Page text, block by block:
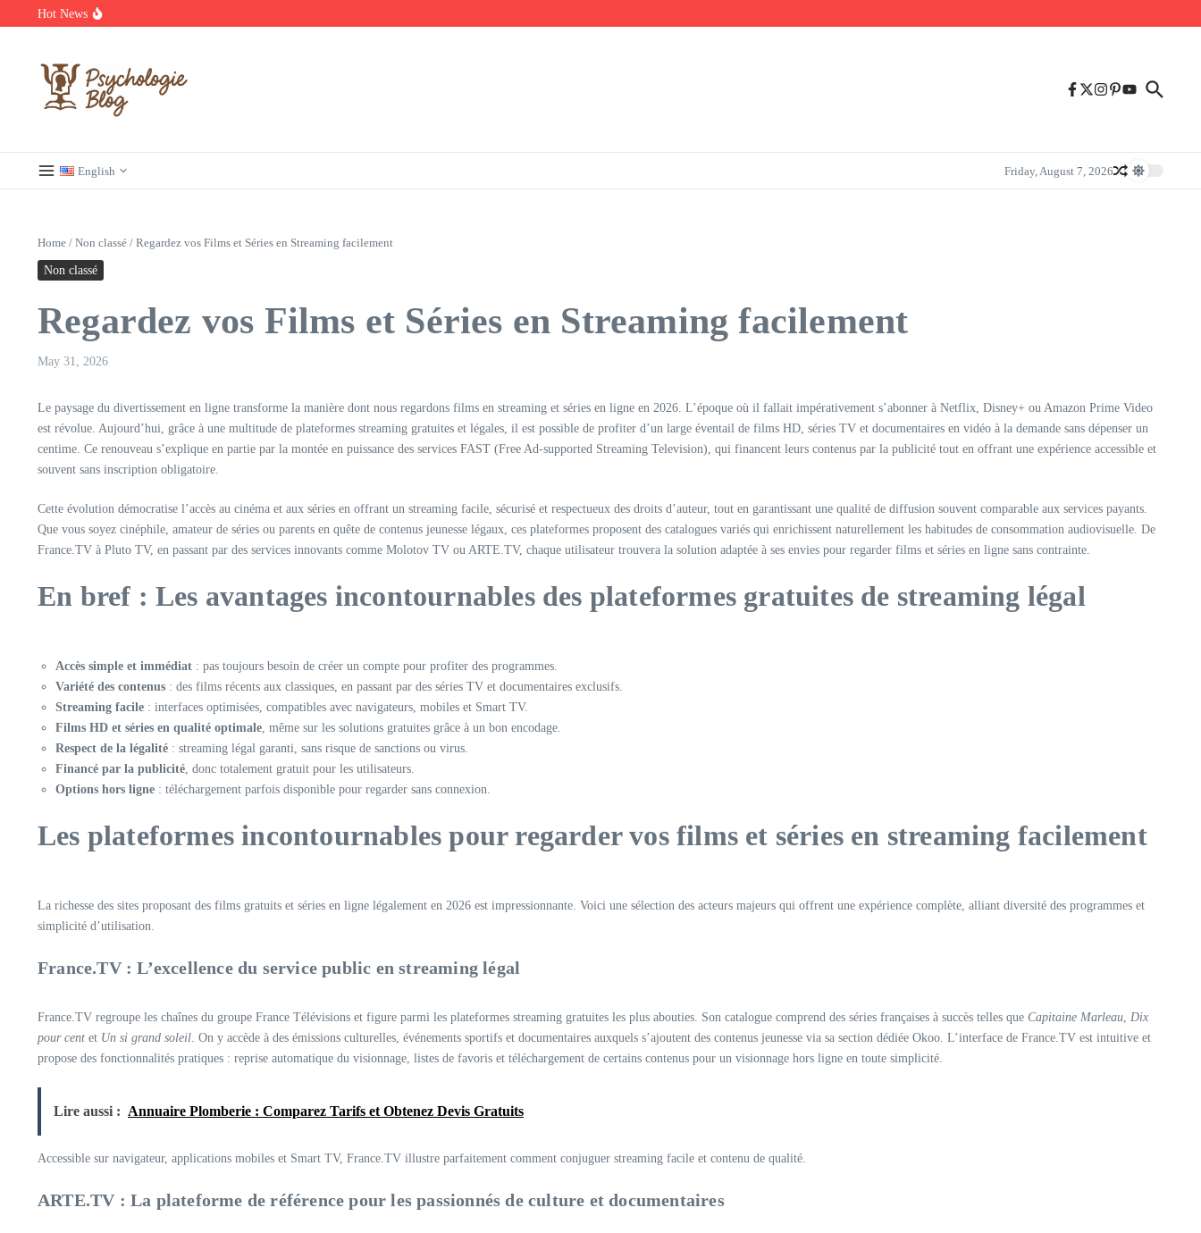
Skip to content
Hot News
Regardez Films et Séries en Streaming sur Wiflix
English Friday, August 7, 2026
Home / Non classé / Regardez vos Films et Séries en Streaming facilement
Non classé
Regardez vos Films et Séries en Streaming facilement
May 31, 2026
Le paysage du divertissement en ligne transforme la manière dont nous regardons films en streaming et séries en ligne en 2026. L’époque où il fallait impérativement s’abonner à Netflix, Disney+ ou Amazon Prime Video
est révolue. Aujourd’hui, grâce à une multitude de plateformes streaming gratuites et légales, il est possible de profiter d’un large éventail de films HD, séries TV et documentaires en vidéo à la demande sans dépenser un
centime. Ce renouveau s’explique en partie par la montée en puissance des services FAST (Free Ad-supported Streaming Television), qui financent leurs contenus par la publicité tout en offrant une expérience accessible et
souvent sans inscription obligatoire.
Cette évolution démocratise l’accès au cinéma et aux séries en offrant un streaming facile, sécurisé et respectueux des droits d’auteur, tout en garantissant une qualité de diffusion souvent comparable aux services payants.
Que vous soyez cinéphile, amateur de séries ou parents en quête de contenus jeunesse légaux, ces plateformes proposent des catalogues variés qui enrichissent naturellement les habitudes de consommation audiovisuelle. De
France.TV à Pluto TV, en passant par des services innovants comme Molotov TV ou ARTE.TV, chaque utilisateur trouvera la solution adaptée à ses envies pour regarder films et séries en ligne sans contrainte.
En bref : Les avantages incontournables des plateformes gratuites de streaming légal
Accès simple et immédiat : pas toujours besoin de créer un compte pour profiter des programmes.
Variété des contenus : des films récents aux classiques, en passant par des séries TV et documentaires exclusifs.
Streaming facile : interfaces optimisées, compatibles avec navigateurs, mobiles et Smart TV.
Films HD et séries en qualité optimale, même sur les solutions gratuites grâce à un bon encodage.
Respect de la légalité : streaming légal garanti, sans risque de sanctions ou virus.
Financé par la publicité, donc totalement gratuit pour les utilisateurs.
Options hors ligne : téléchargement parfois disponible pour regarder sans connexion.
Les plateformes incontournables pour regarder vos films et séries en streaming facilement
La richesse des sites proposant des films gratuits et séries en ligne légalement en 2026 est impressionnante. Voici une sélection des acteurs majeurs qui offrent une expérience complète, alliant diversité des programmes et
simplicité d’utilisation.
France.TV : L’excellence du service public en streaming légal
France.TV regroupe les chaînes du groupe France Télévisions et figure parmi les plateformes streaming gratuites les plus abouties. Son catalogue comprend des séries françaises à succès telles que Capitaine Marleau, Dix
pour cent et Un si grand soleil. On y accède à des émissions culturelles, événements sportifs et documentaires auxquels s’ajoutent des contenus jeunesse via sa section dédiée Okoo. L’interface de France.TV est intuitive et
propose des fonctionnalités pratiques : reprise automatique du visionnage, listes de favoris et téléchargement de certains contenus pour un visionnage hors ligne en toute simplicité.
Lire aussi : Annuaire Plomberie : Comparez Tarifs et Obtenez Devis Gratuits
Accessible sur navigateur, applications mobiles et Smart TV, France.TV illustre parfaitement comment conjuguer streaming facile et contenu de qualité.
ARTE.TV : La plateforme de référence pour les passionnés de culture et documentaires